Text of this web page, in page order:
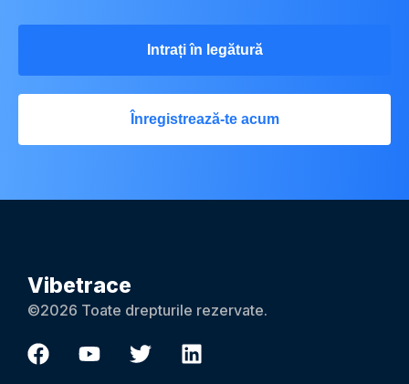
Intrați în legătură
Înregistrează-te acum
Vibetrace
©2026 Toate drepturile rezervate.